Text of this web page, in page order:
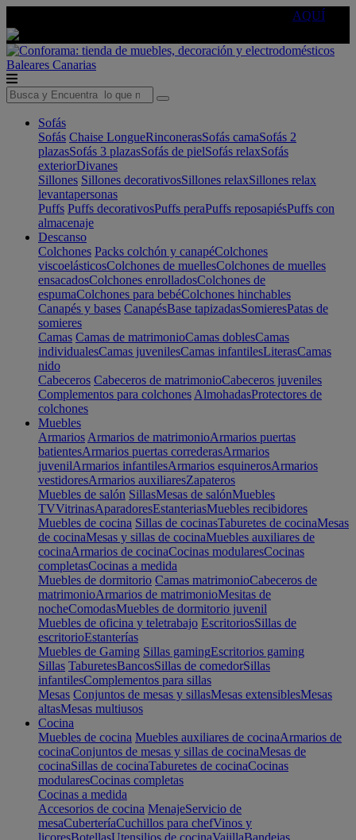
AQUÍ
Baleares Canarias
Sofás
Sofás Chaise LongueRinconerasSofás camaSofás 2
plazasSofás 3 plazasSofás de pielSofás relaxSofás
exteriorDivanes
Sillones Sillones decorativosSillones relaxSillones relax
levantapersonas
Puffs Puffs decorativosPuffs peraPuffs reposapiésPuffs con
almacenaje
Descanso
Colchones Packs colchón y canapéColchones
viscoelásticosColchones de muellesColchones de muelles
ensacadosColchones enrolladosColchones de
espumaColchones para bebéColchones hinchables
Canapés y bases CanapésBase tapizadasSomieresPatas de
somieres
Camas Camas de matrimonioCamas doblesCamas
individualesCamas juvenilesCamas infantilesLiterasCamas
nido
Cabeceros Cabeceros de matrimonioCabeceros juveniles
Complementos para colchones AlmohadasProtectores de
colchones
Muebles
Armarios Armarios de matrimonioArmarios puertas
batientesArmarios puertas correderasArmarios
juvenilArmarios infantilesArmarios esquinerosArmarios
vestidoresArmarios auxiliaresZapateros
Muebles de salón SillasMesas de salónMuebles
TVVitrinasAparadoresEstanteriasMuebles recibidores
Muebles de cocina Sillas de cocinasTaburetes de cocinaMesas
de cocinaMesas y sillas de cocinaMuebles auxiliares de
cocinaArmarios de cocinaCocinas modularesCocinas
completasCocinas a medida
Muebles de dormitorio Camas matrimonioCabeceros de
matrimonioArmarios de matrimonioMesitas de
nocheComodasMuebles de dormitorio juvenil
Muebles de oficina y teletrabajo EscritoriosSillas de
escritorioEstanterías
Muebles de Gaming Sillas gamingEscritorios gaming
Sillas TaburetesBancosSillas de comedorSillas
infantilesComplementos para sillas
Mesas Conjuntos de mesas y sillasMesas extensiblesMesas
altasMesas multiusos
Cocina
Muebles de cocina Muebles auxiliares de cocinaArmarios de
cocinaConjuntos de mesas y sillas de cocinaMesas de
cocinaSillas de cocinaTaburetes de cocinaCocinas
modularesCocinas completas
Cocinas a medida
Accesorios de cocina MenajeServicio de
mesaCuberteríaCuchillos para chefVinos y
licoresBotellasUtensilios de cocinaVajillaBandejas